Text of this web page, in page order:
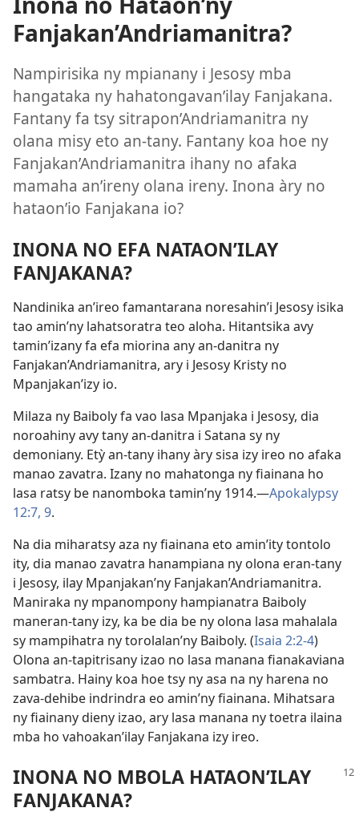
Fanjakan’Andriamanitra?
Nampirisika ny mpianany i Jesosy mba
hangataka ny hahatongavan’ilay Fanjakana.
Fantany fa tsy sitrapon’Andriamanitra ny
olana misy eto an-tany. Fantany koa hoe ny
Fanjakan’Andriamanitra ihany no afaka
mamaha an’ireny olana ireny. Inona àry no
hataon’io Fanjakana io?
INONA NO EFA NATAON’ILAY
FANJAKANA?
Nandinika an’ireo famantarana noresahin’i Jesosy isika
tao amin’ny lahatsoratra teo aloha. Hitantsika avy
tamin’izany fa efa miorina any an-danitra ny
Fanjakan’Andriamanitra, ary i Jesosy Kristy no
Mpanjakan’izy io.
Milaza ny Baiboly fa vao lasa Mpanjaka i Jesosy, dia
noroahiny avy tany an-danitra i Satana sy ny
demoniany. Etỳ an-tany ihany àry sisa izy ireo no afaka
manao zavatra. Izany no mahatonga ny fiainana ho
lasa ratsy be nanomboka tamin’ny 1914.​—Apokalypsy
12:7, 9.
Na dia miharatsy aza ny fiainana eto amin’ity tontolo
ity, dia manao zavatra hanampiana ny olona eran-tany
i Jesosy, ilay Mpanjakan’ny Fanjakan’Andriamanitra.
Maniraka ny mpanompony hampianatra Baiboly
maneran-tany izy, ka be dia be ny olona lasa mahalala
sy mampihatra ny torolalan’ny Baiboly. (Isaia 2:2-4)
Olona an-tapitrisany izao no lasa manana fianakaviana
sambatra. Hainy koa hoe tsy ny asa na ny harena no
zava-dehibe indrindra eo amin’ny fiainana. Mihatsara
ny fiainany dieny izao, ary lasa manana ny toetra ilaina
mba ho vahoakan’ilay Fanjakana izy ireo.
INONA NO MBOLA HATAON’ILAY
FANJAKANA?